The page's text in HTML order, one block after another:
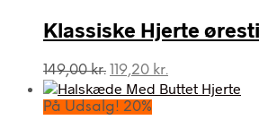
Klassiske Hjerte
149,00kr. Den
oprindelige
pris
119,20 kr.
aktuelle
På Udsalg! 20%